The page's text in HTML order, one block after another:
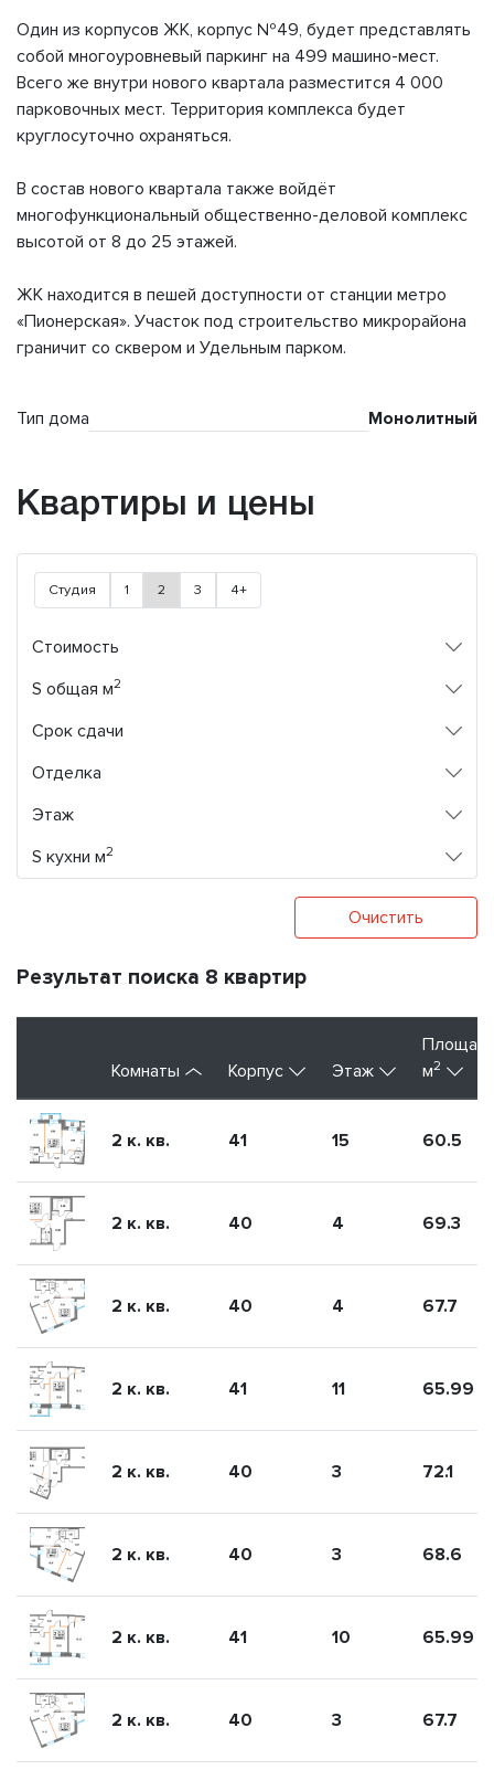
Один из корпусов ЖК, корпус №49, будет представлять
собой многоуровневый паркинг на 499 машино-мест.
Всего же внутри нового квартала разместится 4 000
парковочных мест. Территория комплекса будет
круглосуточно охраняться.
В состав нового квартала также войдёт
многофункциональный общественно-деловой комплекс
высотой от 8 до 25 этажей.
ЖК находится в пешей доступности от станции метро
«Пионерская». Участок под строительство микрорайона
граничит со сквером и Удельным парком.
Тип дома Монолитный
Квартиры и цены
Студия 1 2 3 4+
Стоимость
S общая м2
Срок сдачи
Отделка
Этаж
S кухни м2
Очистить
Результат поиска 8 квартир
Комнаты Корпус Этаж
м2
2 к. кв. 41 15 60.5
2 к. кв. 40 4 69.3
2 к. кв. 40 4 67.7
2 к. кв. 41 11 65.99
2 к. кв. 40 3 72.1
2 к. кв. 40 3 68.6
2 к. кв. 41 10 65.99
2 к. кв. 40 3 67.7